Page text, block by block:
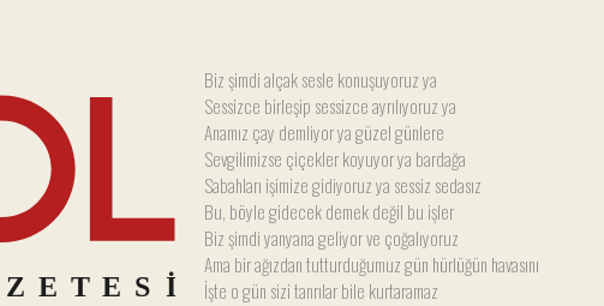
Biz şimdi alçak sesle konuşuyoruz ya
Sessizce birleşip sessizce ayrılıyoruz ya
Anamız çay demliyor ya güzel günlere
Sevgilimizse çiçekler koyuyor ya bardağa
Sabahları işimize gidiyoruz ya sessiz sedasız
Bu, böyle gidecek demek değil bu işler
Biz şimdi yanyana geliyor ve çoğalıyoruz
Ama bir ağızdan tutturduğumuz gün hürlüğün havasını
İşte o gün sizi tanrılar bile kurtaramaz